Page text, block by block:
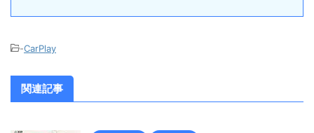
-CarPlay
関連記事